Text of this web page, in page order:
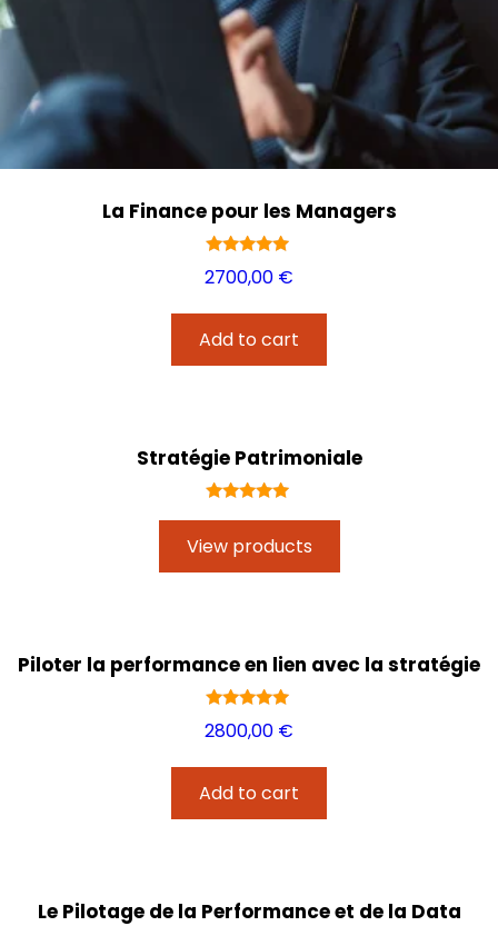
La Finance pour les Managers
Rated
5.00
2700,00 €
Add to cart
Stratégie Patrimoniale
out of 5
View products
Piloter la performance en lien avec la stratégie
Rated
5.00
2800,00 €
Add to cart
Le Pilotage de la Performance et de la Data